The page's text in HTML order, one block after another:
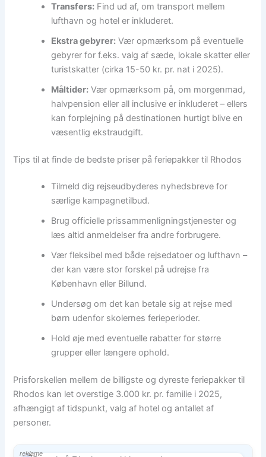
Transfers: Find ud af, om transport mellem
lufthavn og hotel er inkluderet.
Ekstra gebyrer: Vær opmærksom på eventuelle
gebyrer for f.eks. valg af sæde, lokale skatter eller
turistskatter (cirka 15-50 kr. pr. nat i 2025).
Måltider: Vær opmærksom på, om morgenmad,
halvpension eller all inclusive er inkluderet – ellers
kan forplejning på destinationen hurtigt blive en
væsentlig ekstraudgift.
Tips til at finde de bedste priser på feriepakker til Rhodos
Tilmeld dig rejseudbyderes nyhedsbreve for
særlige kampagnetilbud.
Brug officielle prissammenligningstjenester og
læs altid anmeldelser fra andre forbrugere.
Vær fleksibel med både rejsedatoer og lufthavn –
der kan være stor forskel på udrejse fra
København eller Billund.
Undersøg om det kan betale sig at rejse med
børn udenfor skolernes ferieperioder.
Hold øje med eventuelle rabatter for større
grupper eller længere ophold.
Prisforskellen mellem de billigste og dyreste feriepakker til
Rhodos kan let overstige 3.000 kr. pr. familie i 2025,
afhængigt af tidspunkt, valg af hotel og antallet af
personer.
reklame